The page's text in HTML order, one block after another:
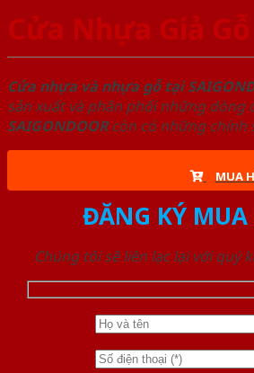
Cửa Nhựa Giả
Cửa nhựa và nhựa gỗ tại
sản xuất và phân phối những dòng
SAIGONDOORcòn có những chính
MUA
ĐĂNG KÝ
Chúng tôi sẽ liên lạc lại với